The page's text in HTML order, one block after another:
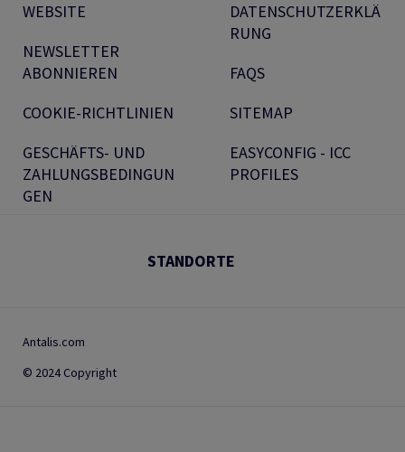
WEBSITE
NEWSLETTER
ABONNIEREN
COOKIE-RICHTLINIEN
GESCHÄFTS- UND
ZAHLUNGSBEDINGUN
GEN
DATENSCHUTZERKLÄ
RUNG
FAQS
SITEMAP
EASYCONFIG - ICC
PROFILES
STANDORTE
Antalis.com
© 2024 Copyright